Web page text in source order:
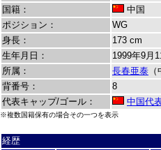
国籍：
中国
ポジション：
WG
身長：
173 cm
生年月日：
1999年9月
所属：
長春亜泰
背番号：
8
代表キャップ/ゴール：
中国代
※複数国籍保有の場合その一つを表示
経歴